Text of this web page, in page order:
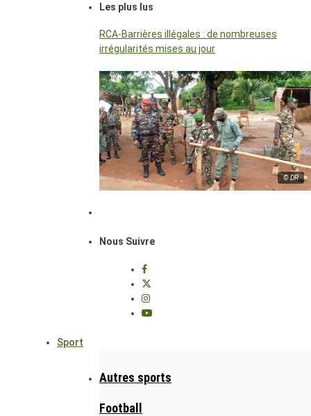
Les plus lus
RCA-Barrières illégales : de nombreuses
irrégularités mises au jour
© DR
Nous Suivre
Sport
Autres sports
Football